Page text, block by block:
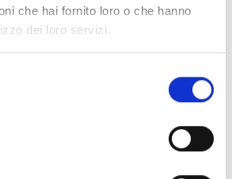
che hai fornito loro o che hanno
dei loro servizi.